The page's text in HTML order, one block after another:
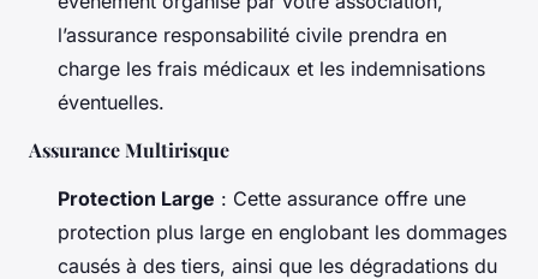
l’assurance responsabilité civile prendra en
charge les frais médicaux et les indemnisations
éventuelles.
Assurance Multirisque
Protection Large : Cette assurance offre une
protection plus large en englobant les dommages
causés à des tiers, ainsi que les dégradations du